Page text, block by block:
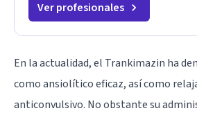
Ver profesionales
En la actualidad, el Trankimazin ha
como ansiolítico eficaz, así como
anticonvulsivo. No obstante su